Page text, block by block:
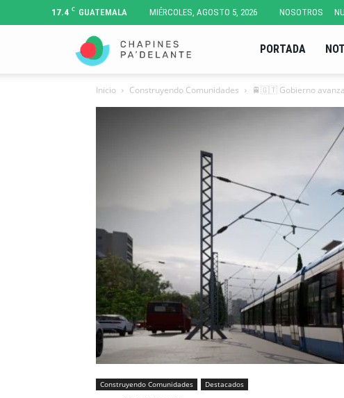
17.4 C GUATEMALA MIÉRCOLES, AGOSTO 5, 2026 NOSOTROS
Pa'
PORTADA
Inicio Construyendo Comunidades 🚆🇬🇹 Gobierno
Construyendo Comunidades Destacados